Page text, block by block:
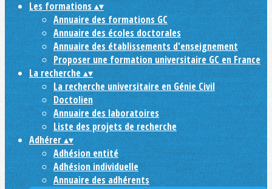
Les formations▴▾
Annuaire des formations GC
Annuaire des écoles doctorales
Annuaire des établissements d'enseignement
Proposer une formation universitaire GC en France
La recherche▴▾
La recherche universitaire en Génie Civil
Doctolien
Annuaire des laboratoires
Liste des projets de recherche
Adhérer▴▾
Adhésion entité
Adhésion individuelle
Annuaire des adhérents